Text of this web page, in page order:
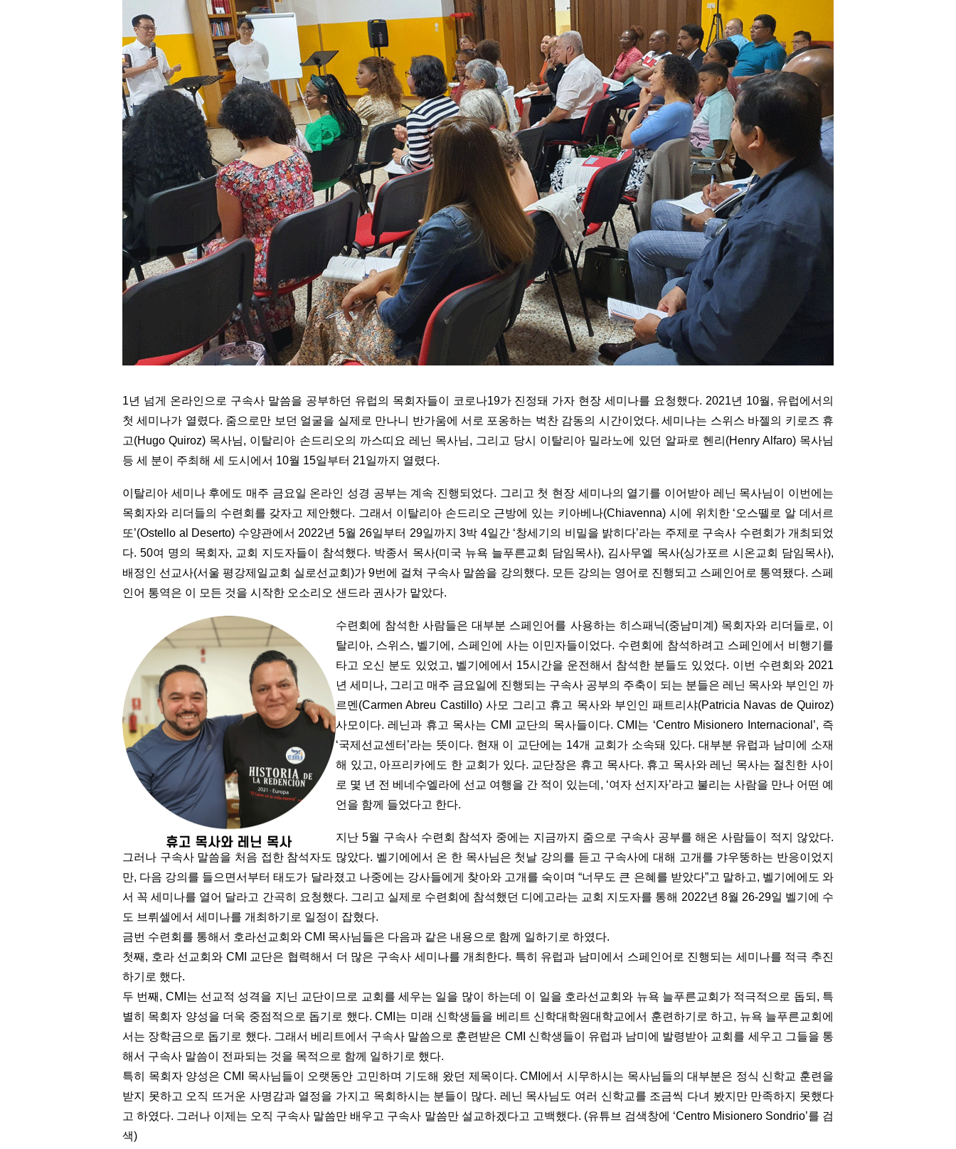
1년 넘게 온라인으로 구속사 말씀을 공부하던 유럽의 목회자들이 코로나19가 진정돼 가자 현장 세미나를 요청했다. 2021년 10월, 유럽에서의
첫 세미나가 열렸다. 줌으로만 보던 얼굴을 실제로 만나니 반가움에 서로 포옹하는 벅찬 감동의 시간이었다. 세미나는 스위스 바젤의 키로즈 휴
고(Hugo Quiroz) 목사님, 이탈리아 손드리오의 까스띠요 레닌 목사님, 그리고 당시 이탈리아 밀라노에 있던 알파로 헨리(Henry Alfaro) 목사님
등 세 분이 주최해 세 도시에서 10월 15일부터 21일까지 열렸다.
이탈리아 세미나 후에도 매주 금요일 온라인 성경 공부는 계속 진행되었다. 그리고 첫 현장 세미나의 열기를 이어받아 레닌 목사님이 이번에는
목회자와 리더들의 수련회를 갖자고 제안했다. 그래서 이탈리아 손드리오 근방에 있는 키아베나(Chiavenna) 시에 위치한 ‘오스뗄로 알 데서르
또’(Ostello al Deserto) 수양관에서 2022년 5월 26일부터 29일까지 3박 4일간 ‘창세기의 비밀을 밝히다’라는 주제로 구속사 수련회가 개최되었
다. 50여 명의 목회자, 교회 지도자들이 참석했다. 박종서 목사(미국 뉴욕 늘푸른교회 담임목사), 김사무엘 목사(싱가포르 시온교회 담임목사),
배정인 선교사(서울 평강제일교회 실로선교회)가 9번에 걸쳐 구속사 말씀을 강의했다. 모든 강의는 영어로 진행되고 스페인어로 통역됐다. 스페
인어 통역은 이 모든 것을 시작한 오소리오 샌드라 권사가 맡았다.
수련회에 참석한 사람들은 대부분 스페인어를 사용하는 히스패닉(중남미계) 목회자와 리더들로, 이
탈리아, 스위스, 벨기에, 스페인에 사는 이민자들이었다. 수련회에 참석하려고 스페인에서 비행기를
타고 오신 분도 있었고, 벨기에에서 15시간을 운전해서 참석한 분들도 있었다. 이번 수련회와 2021
년 세미나, 그리고 매주 금요일에 진행되는 구속사 공부의 주축이 되는 분들은 레닌 목사와 부인인 까
르멘(Carmen Abreu Castillo) 사모 그리고 휴고 목사와 부인인 패트리샤(Patricia Navas de Quiroz)
사모이다. 레닌과 휴고 목사는 CMI 교단의 목사들이다. CMI는 ‘Centro Misionero Internacional’, 즉
‘국제선교센터’라는 뜻이다. 현재 이 교단에는 14개 교회가 소속돼 있다. 대부분 유럽과 남미에 소재
해 있고, 아프리카에도 한 교회가 있다. 교단장은 휴고 목사다. 휴고 목사와 레닌 목사는 절친한 사이
로 몇 년 전 베네수엘라에 선교 여행을 간 적이 있는데, ‘여자 선지자’라고 불리는 사람을 만나 어떤 예
언을 함께 들었다고 한다.
지난 5월 구속사 수련회 참석자 중에는 지금까지 줌으로 구속사 공부를 해온 사람들이 적지 않았다.
그러나 구속사 말씀을 처음 접한 참석자도 많았다. 벨기에에서 온 한 목사님은 첫날 강의를 듣고 구속사에 대해 고개를 갸우뚱하는 반응이었지
만, 다음 강의를 들으면서부터 태도가 달라졌고 나중에는 강사들에게 찾아와 고개를 숙이며 “너무도 큰 은혜를 받았다”고 말하고, 벨기에에도 와
서 꼭 세미나를 열어 달라고 간곡히 요청했다. 그리고 실제로 수련회에 참석했던 디에고라는 교회 지도자를 통해 2022년 8월 26-29일 벨기에 수
도 브뤼셀에서 세미나를 개최하기로 일정이 잡혔다.
금번 수련회를 통해서 호라선교회와 CMI 목사님들은 다음과 같은 내용으로 함께 일하기로 하였다.
첫째, 호라 선교회와 CMI 교단은 협력해서 더 많은 구속사 세미나를 개최한다. 특히 유럽과 남미에서 스페인어로 진행되는 세미나를 적극 추진
하기로 했다.
두 번째, CMI는 선교적 성격을 지닌 교단이므로 교회를 세우는 일을 많이 하는데 이 일을 호라선교회와 뉴욕 늘푸른교회가 적극적으로 돕되, 특
별히 목회자 양성을 더욱 중점적으로 돕기로 했다. CMI는 미래 신학생들을 베리트 신학대학원대학교에서 훈련하기로 하고, 뉴욕 늘푸른교회에
서는 장학금으로 돕기로 했다. 그래서 베리트에서 구속사 말씀으로 훈련받은 CMI 신학생들이 유럽과 남미에 발령받아 교회를 세우고 그들을 통
해서 구속사 말씀이 전파되는 것을 목적으로 함께 일하기로 했다.
특히 목회자 양성은 CMI 목사님들이 오랫동안 고민하며 기도해 왔던 제목이다. CMI에서 시무하시는 목사님들의 대부분은 정식 신학교 훈련을
받지 못하고 오직 뜨거운 사명감과 열정을 가지고 목회하시는 분들이 많다. 레닌 목사님도 여러 신학교를 조금씩 다녀 봤지만 만족하지 못했다
고 하였다. 그러나 이제는 오직 구속사 말씀만 배우고 구속사 말씀만 설교하겠다고 고백했다. (유튜브 검색창에 ‘Centro Misionero Sondrio’를 검
색)